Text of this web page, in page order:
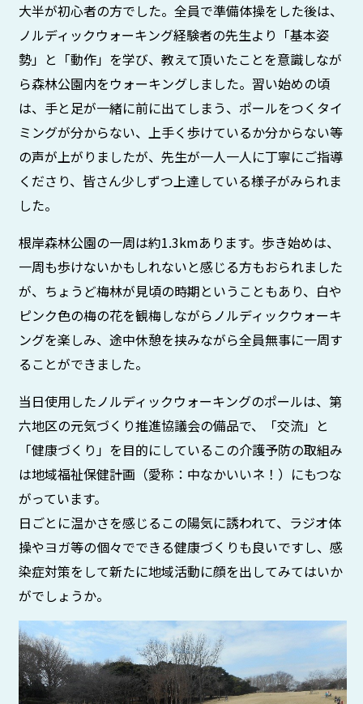
大半が初心者の方でした。全員で準備体操をした後は、
ノルディックウォーキング経験者の先生より「基本姿
勢」と「動作」を学び、教えて頂いたことを意識しなが
ら森林公園内をウォーキングしました。習い始めの頃
は、手と足が一緒に前に出てしまう、ポールをつくタイ
ミングが分からない、上手く歩けているか分からない等
の声が上がりましたが、先生が一人一人に丁寧にご指導
くださり、皆さん少しずつ上達している様子がみられま
した。
根岸森林公園の一周は約1.3kmあります。歩き始めは、
一周も歩けないかもしれないと感じる方もおられました
が、ちょうど梅林が見頃の時期ということもあり、白や
ピンク色の梅の花を観梅しながらノルディックウォーキ
ングを楽しみ、途中休憩を挟みながら全員無事に一周す
ることができました。
当日使用したノルディックウォーキングのポールは、第
六地区の元気づくり推進協議会の備品で、「交流」と
「健康づくり」を目的にしているこの介護予防の取組み
は地域福祉保健計画（愛称：中なかいいネ！）にもつな
がっています。
日ごとに温かさを感じるこの陽気に誘われて、ラジオ体
操やヨガ等の個々でできる健康づくりも良いですし、感
染症対策をして新たに地域活動に顔を出してみてはいか
がでしょうか。